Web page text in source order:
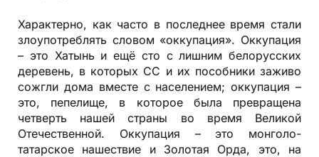
Характерно, как часто в последнее время стали
злоупотреблять словом «оккупация». Оккупация
– это Хатынь и ещё сто с лишним белорусских
деревень, в которых СС и их пособники заживо
сожгли дома вместе с населением; оккупация –
это, пепелище, в которое была превращена
четверть нашей страны во время Великой
Отечественной. Оккупация – это монголо-
татарское нашествие и Золотая Орда, это, на